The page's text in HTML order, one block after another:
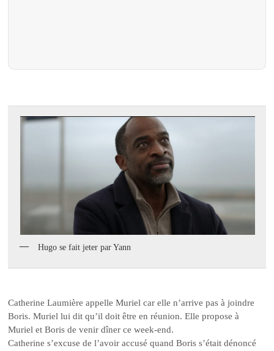
Hugo se fait jeter par Yann
Catherine Laumière appelle Muriel car elle n’arrive pas à joindre
Boris. Muriel lui dit qu’il doit être en réunion. Elle propose à
Muriel et Boris de venir dîner ce week-end.
Catherine s’excuse de l’avoir accusé quand Boris s’était dénoncé